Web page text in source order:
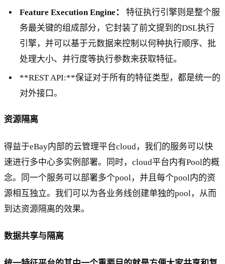
Feature Execution Engine：
特征执行引擎则是整个服
务最关键的组成部分，它封装了前文提到的DSL执行
引擎，并可以基于元数据来控制以何种执行顺序、批
处理大小、并行度等执行参数来获取特征。
**REST API:**保证对于所有的特征类型，都是统一的
对外接口。
资源隔离
得益于eBay内部的云管理平台cloud，我们的服务可以快
速进行多中心多实例部署。同时，cloud平台内有Pool的概
念。同一个服务可以部署多个pool，并且每个pool内的资
源相互独立。我们可以为各业务线创建单独的pool，从而
到达资源隔离的效果。
数据共享与隔离